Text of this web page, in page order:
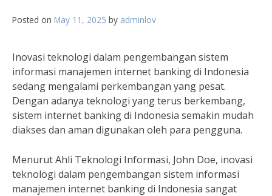
Posted on May 11, 2025 by adminlov
Inovasi teknologi dalam pengembangan sistem
informasi manajemen internet banking di Indonesia
sedang mengalami perkembangan yang pesat.
Dengan adanya teknologi yang terus berkembang,
sistem internet banking di Indonesia semakin mudah
diakses dan aman digunakan oleh para pengguna.
Menurut Ahli Teknologi Informasi, John Doe, inovasi
teknologi dalam pengembangan sistem informasi
manajemen internet banking di Indonesia sangat